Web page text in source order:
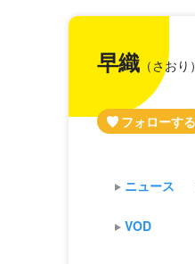
早織 （さおり）
ニュース
VOD